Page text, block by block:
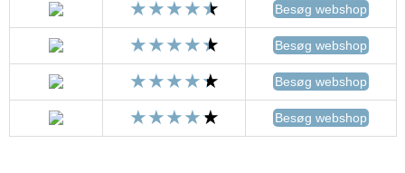
Besøg webshop
Besøg webshop
Besøg webshop
Besøg webshop